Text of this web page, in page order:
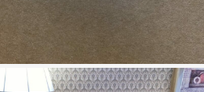
Galéa
table pétale de galéa